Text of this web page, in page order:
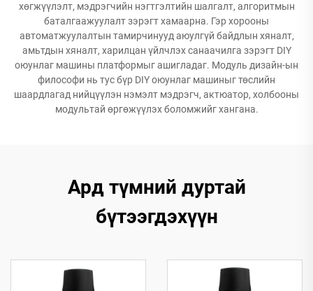
хөгжүүлэлт, мэдрэгчийн нэгтгэлтийн шалгалт, алгоритмын
баталгаажуулалт зэрэгт хамаарна. Гэр хорооны
автоматжуулалтын тамирчинууд аюулгүй байдлын хяналт,
амьтдын хяналт, харилцан үйлчлэх санаачилга зэрэгт DIY
оюунлаг машины платформыг ашигладаг. Модуль дизайн-ын
философи нь тус бүр DIY оюунлаг машиныг төслийн
шаардлагад нийцүүлэн нэмэлт мэдрэгч, актюатор, холбооны
модультай өргөжүүлэх боломжийг хангана.
Ард түмний дуртай
бүтээгдэхүүн